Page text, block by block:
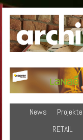
News Projekte
RETAIL